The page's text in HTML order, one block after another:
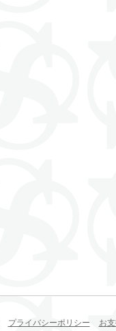
プライバシーポリシー お